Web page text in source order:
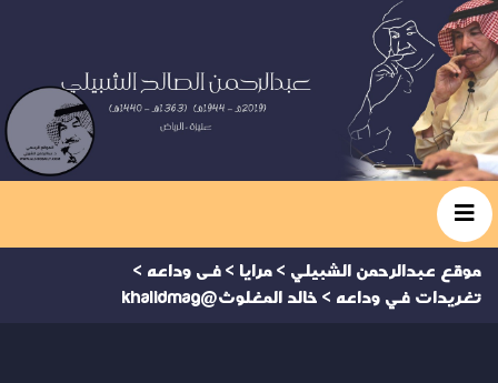
موقع عبدالرحمن الشبيلي > مرايا > فى وداعه >
تغريدات في وداعه > خالد المغلوث@khalidmag